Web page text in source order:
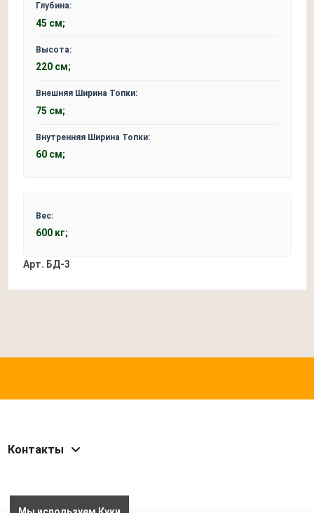
Глубина:
45 см;
Высота:
220 см;
Внешняя Ширина Топки:
75 см;
Внутренняя Ширина Топки:
60 см;
Вес:
600 кг;
Арт. БД-3
Контакты